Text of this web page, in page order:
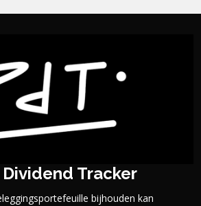
Tracker
bijhouden kan